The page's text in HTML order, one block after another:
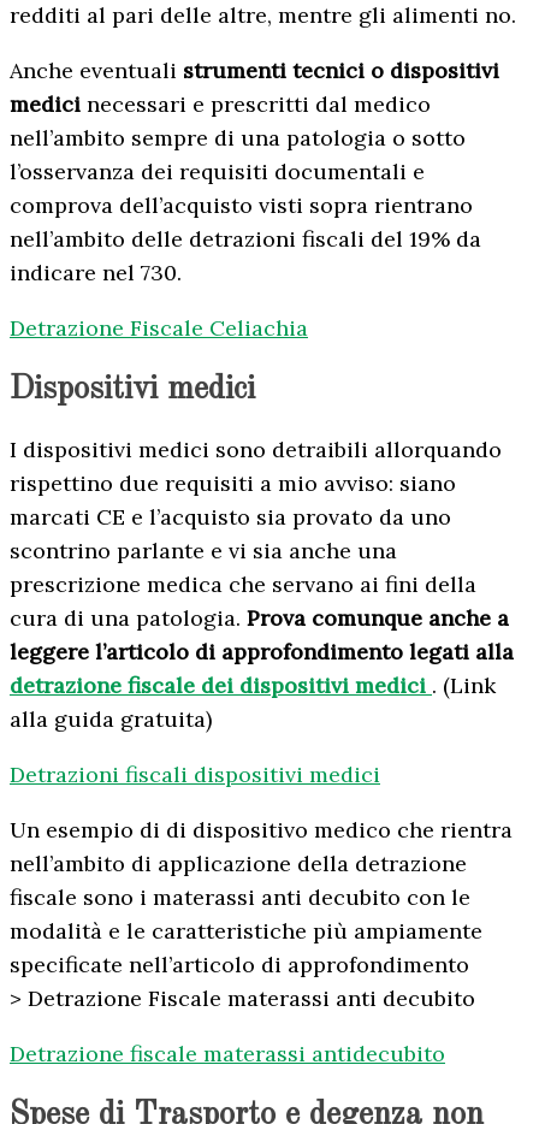
redditi al pari delle altre, mentre gli alimenti no.
Anche eventuali strumenti tecnici o dispositivi
medici necessari e prescritti dal medico
nell’ambito sempre di una patologia o sotto
l’osservanza dei requisiti documentali e
comprova dell’acquisto visti sopra rientrano
nell’ambito delle detrazioni fiscali del 19% da
indicare nel 730.
Detrazione Fiscale Celiachia
Dispositivi medici
I dispositivi medici sono detraibili allorquando
rispettino due requisiti a mio avviso: siano
marcati CE e l’acquisto sia provato da uno
scontrino parlante e vi sia anche una
prescrizione medica che servano ai fini della
cura di una patologia. Prova comunque anche a
leggere l’articolo di approfondimento legati alla
detrazione fiscale dei dispositivi medici . (Link
alla guida gratuita)
Detrazioni fiscali dispositivi medici
Un esempio di di dispositivo medico che rientra
nell’ambito di applicazione della detrazione
fiscale sono i materassi anti decubito con le
modalità e le caratteristiche più ampiamente
specificate nell’articolo di approfondimento
> Detrazione Fiscale materassi anti decubito
Detrazione fiscale materassi antidecubito
Spese di Trasporto e degenza non